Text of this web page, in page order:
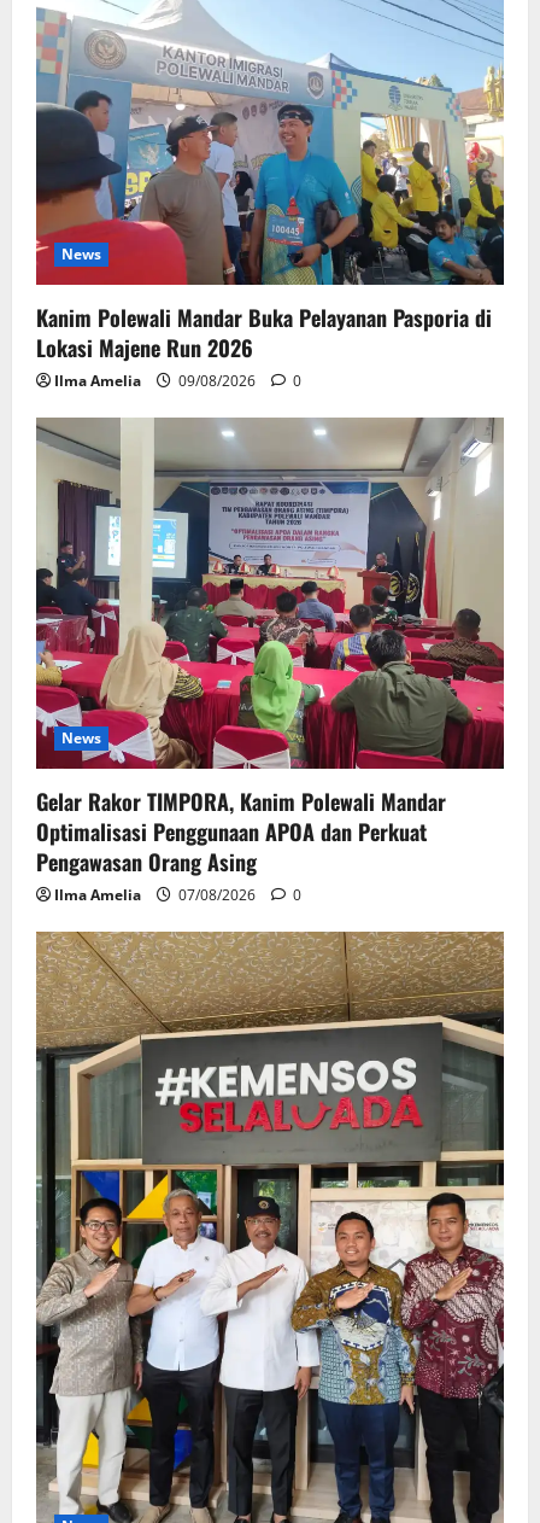
News
Kanim Polewali Mandar Buka Pelayanan Pasporia di
Lokasi Majene Run 2026
Ilma Amelia 09/08/2026 0
News
Gelar Rakor TIMPORA, Kanim Polewali Mandar
Optimalisasi Penggunaan APOA dan Perkuat
Pengawasan Orang Asing
Ilma Amelia 07/08/2026 0